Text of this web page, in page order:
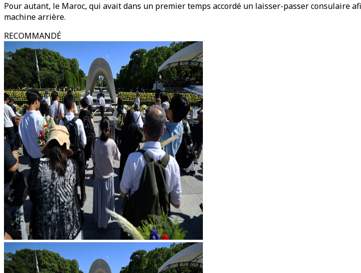
Pour autant, le Maroc, qui avait dans un premier temps accordé un laisser-passer consulaire
machine arrière.
RECOMMANDÉ